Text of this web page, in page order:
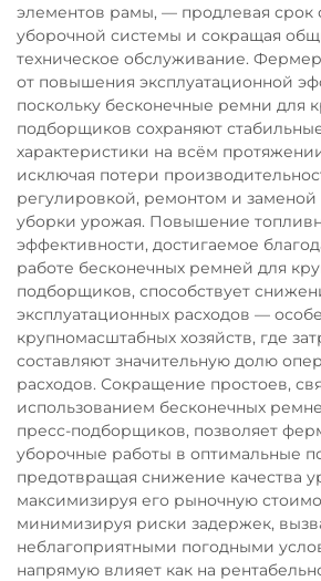
элементов рамы, — продлевая срок
уборочной системы и сокращая
техническое обслуживание.
от повышения эксплуатационной
поскольку бесконечные ремни для
подборщиков сохраняют
характеристики на всём
исключая потери
регулировкой, ремонтом и
уборки урожая. Повышение
эффективности, достигаемое
работе бесконечных ремней для
подборщиков, способствует
эксплуатационных расходов —
крупномасштабных хозяйств, где
составляют значительную долю
расходов. Сокращение простоев,
использованием бесконечных
пресс-подборщиков, позволяет
уборочные работы в оптимальные
предотвращая снижение качества
максимизируя его рыночную
минимизируя риски задержек,
неблагоприятными погодными
напрямую влияет как на